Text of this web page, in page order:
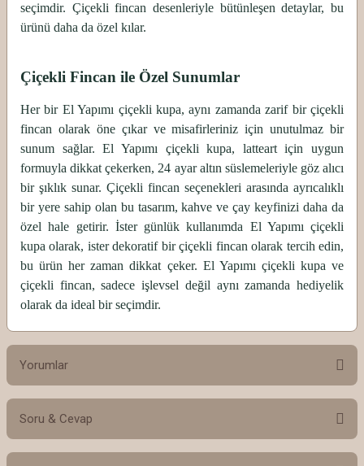
seçimdir. Çiçekli fincan desenleriyle bütünleşen detaylar, bu
ürünü daha da özel kılar.
Çiçekli Fincan ile Özel Sunumlar
Her bir El Yapımı çiçekli kupa, aynı zamanda zarif bir çiçekli
fincan olarak öne çıkar ve misafirleriniz için unutulmaz bir
sunum sağlar. El Yapımı çiçekli kupa, latteart için uygun
formuyla dikkat çekerken, 24 ayar altın süslemeleriyle göz alıcı
bir şıklık sunar. Çiçekli fincan seçenekleri arasında ayrıcalıklı
bir yere sahip olan bu tasarım, kahve ve çay keyfinizi daha da
özel hale getirir. İster günlük kullanımda El Yapımı çiçekli
kupa olarak, ister dekoratif bir çiçekli fincan olarak tercih edin,
bu ürün her zaman dikkat çeker. El Yapımı çiçekli kupa ve
çiçekli fincan, sadece işlevsel değil aynı zamanda hediyelik
olarak da ideal bir seçimdir.
Yorumlar
Bu ürüne ilk yorumu siz yapın!
Soru & Cevap